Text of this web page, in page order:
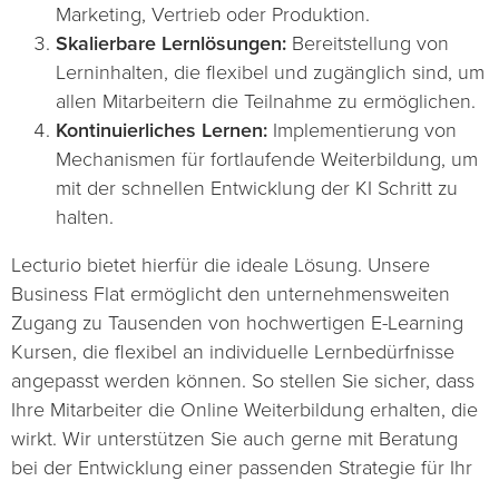
Marketing, Vertrieb oder Produktion.
Skalierbare Lernlösungen: Bereitstellung von
Lerninhalten, die flexibel und zugänglich sind, um
allen Mitarbeitern die Teilnahme zu ermöglichen.
Kontinuierliches Lernen: Implementierung von
Mechanismen für fortlaufende Weiterbildung, um
mit der schnellen Entwicklung der KI Schritt zu
halten.
Lecturio bietet hierfür die ideale Lösung. Unsere
Business Flat ermöglicht den unternehmensweiten
Zugang zu Tausenden von hochwertigen E-Learning
Kursen, die flexibel an individuelle Lernbedürfnisse
angepasst werden können. So stellen Sie sicher, dass
Ihre Mitarbeiter die Online Weiterbildung erhalten, die
wirkt. Wir unterstützen Sie auch gerne mit Beratung
bei der Entwicklung einer passenden Strategie für Ihr